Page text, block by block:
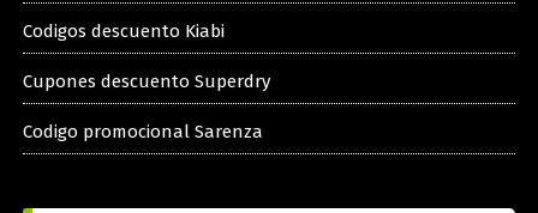
Codigos descuento Kiabi
Cupones descuento Superdry
Codigo promocional Sarenza